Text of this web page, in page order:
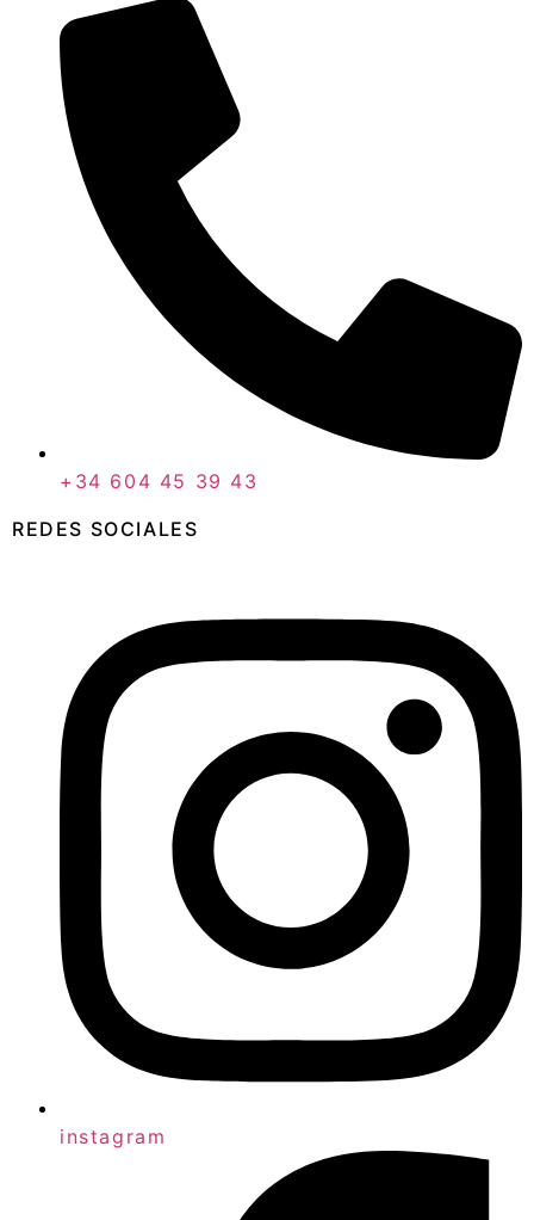
+34 604 45 39 43
REDES SOCIALES
instagram